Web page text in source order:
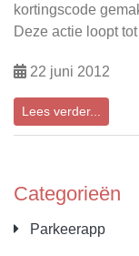
Categorieën
Parkeerapp
kortingscode
Deze actie loopt
22 juni 2012
Lees verder...